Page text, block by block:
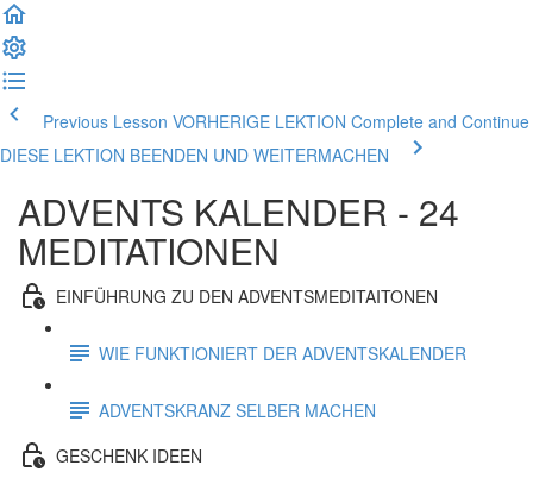
Previous Lesson VORHERIGE LEKTION Complete and Continue
DIESE LEKTION BEENDEN UND WEITERMACHEN
ADVENTS KALENDER - 24
MEDITATIONEN
EINFÜHRUNG ZU DEN ADVENTSMEDITAITONEN
WIE FUNKTIONIERT DER ADVENTSKALENDER
ADVENTSKRANZ SELBER MACHEN
GESCHENK IDEEN